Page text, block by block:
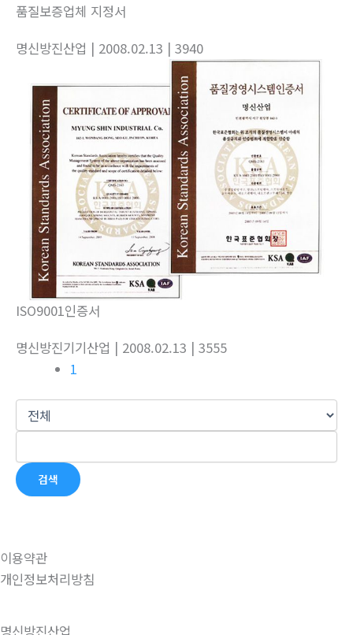
품질보증업체 지정서
명신방진산업 | 2008.02.13 | 3940
ISO9001인증서
명신방진기기산업 | 2008.02.13 | 3555
1
검색
이용약관
개인정보처리방침
명신방진산업